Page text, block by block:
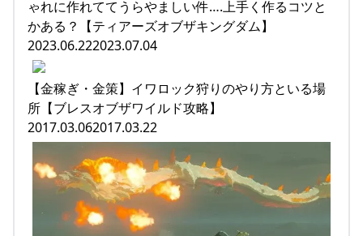
ゃれに作れててうらやましい件….上手く作るコツと
かある？【ティアーズオブザキングダム】
2023.06.222023.07.04
【金稼ぎ・金策】イワロック狩りのやり方といる場
所【ブレスオブザワイルド攻略】
2017.03.062017.03.22